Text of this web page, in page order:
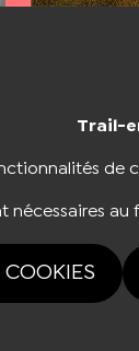
Trail-
de
nécessaires
COOKIES